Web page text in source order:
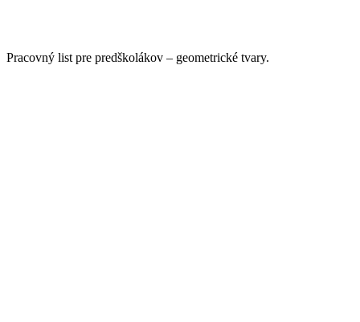
Pracovný list pre predškolákov – geometrické tvary.